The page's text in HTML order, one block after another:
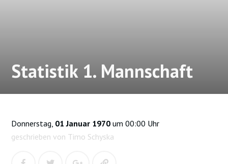
Statistik 1. Mannschaft
Donnerstag, 01 Januar 1970 um 00:00 Uhr
geschrieben von Timo Schyska